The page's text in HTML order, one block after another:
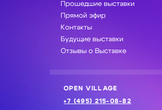
Прошедшие выставки
Прямой эфир
Контакты
Будущие выставки
Отзывы о Выставке
OPEN VILLAGE
+7 (495) 215-08-82